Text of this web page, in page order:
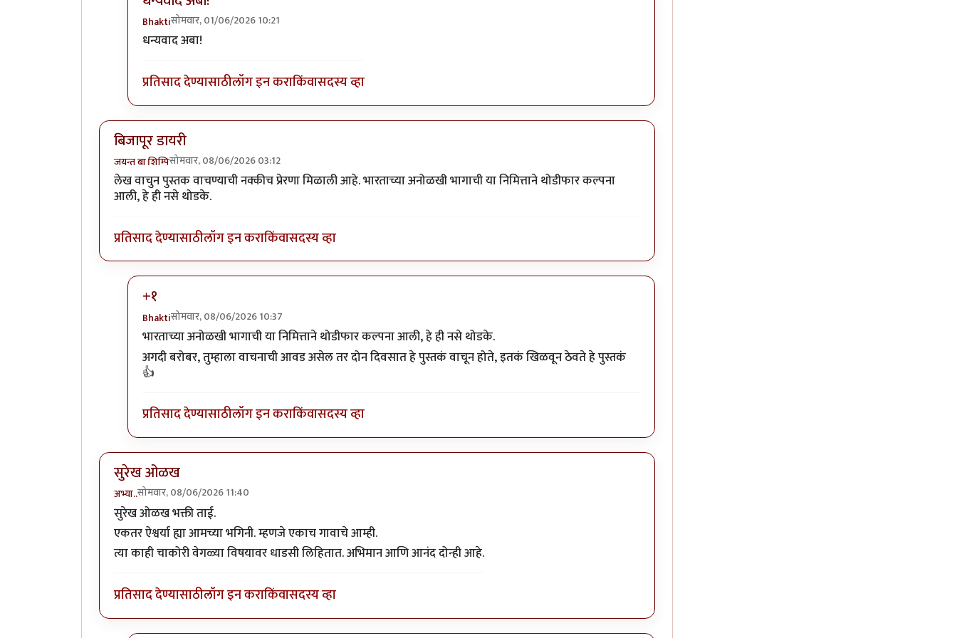
Bhaktiसोमवार, 01/06/2026 10:21
In reply toपुस्तक परिचय आवडला.
धन्यवाद अबा!
प्रतिसाद देण्यासाठीलॉग इन कराकिंवासदस्य व्हा
बिजापूर डायरी
जयन्त बा शिम्पिसोमवार, 08/06/2026 03:12
लेख वाचुन पुस्तक वाचण्याची नक्कीच प्रेरणा मिळाली आहे. भारताच्या अनोळखी भागाची या निमित्ताने थोडीफार कल्पना
आली, हे ही नसे थोडके.
प्रतिसाद देण्यासाठीलॉग इन कराकिंवासदस्य व्हा
+१
Bhaktiसोमवार, 08/06/2026 10:37
In reply toबिजापूर डायरीbyजयन्त बा शिम्पि
भारताच्या अनोळखी भागाची या निमित्ताने थोडीफार कल्पना आली, हे ही नसे थोडके.
अगदी बरोबर, तुम्हाला वाचनाची आवड असेल तर दोन दिवसात हे पुस्तकं वाचून होते, इतकं खिळवून ठेवते हे पुस्तकं
👍
प्रतिसाद देण्यासाठीलॉग इन कराकिंवासदस्य व्हा
सुरेख ओळख
अभ्या..सोमवार, 08/06/2026 11:40
सुरेख ओळख भक्ती ताई.
एकतर ऐश्वर्या ह्या आमच्या भगिनी. म्हणजे एकाच गावाचे आम्ही.
त्या काही चाकोरी वेगळ्या विषयावर धाडसी लिहितात. अभिमान आणि आनंद दोन्ही आहे.
प्रतिसाद देण्यासाठीलॉग इन कराकिंवासदस्य व्हा